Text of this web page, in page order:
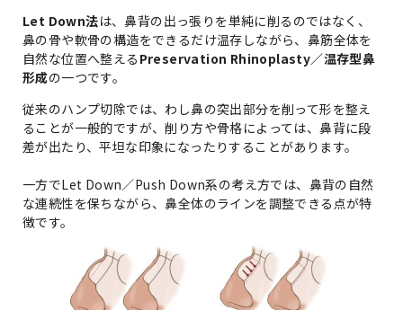
Let Down法は、鼻背の出っ張りを単純に削るのではなく、
鼻の骨や軟骨の構造をできるだけ温存しながら、鼻筋全体を
自然な位置へ整える Preservation Rhinoplasty／温存型鼻
形成の一つです。
従来のハンプ切除では、わし鼻の突出部分を削って形を整え
ることが一般的ですが、削り方や骨格によっては、鼻背に段
差が出たり、平坦な印象になったりすることがあります。
一方でLet Down／Push Down系の考え方では、鼻背の自然
な連続性を保ちながら、鼻全体のラインを調整できる点が特
徴です。